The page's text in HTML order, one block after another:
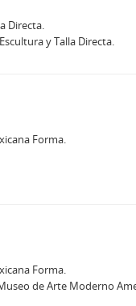
Directa.
y Talla Directa.
Forma.
Forma.
de Arte Moderno